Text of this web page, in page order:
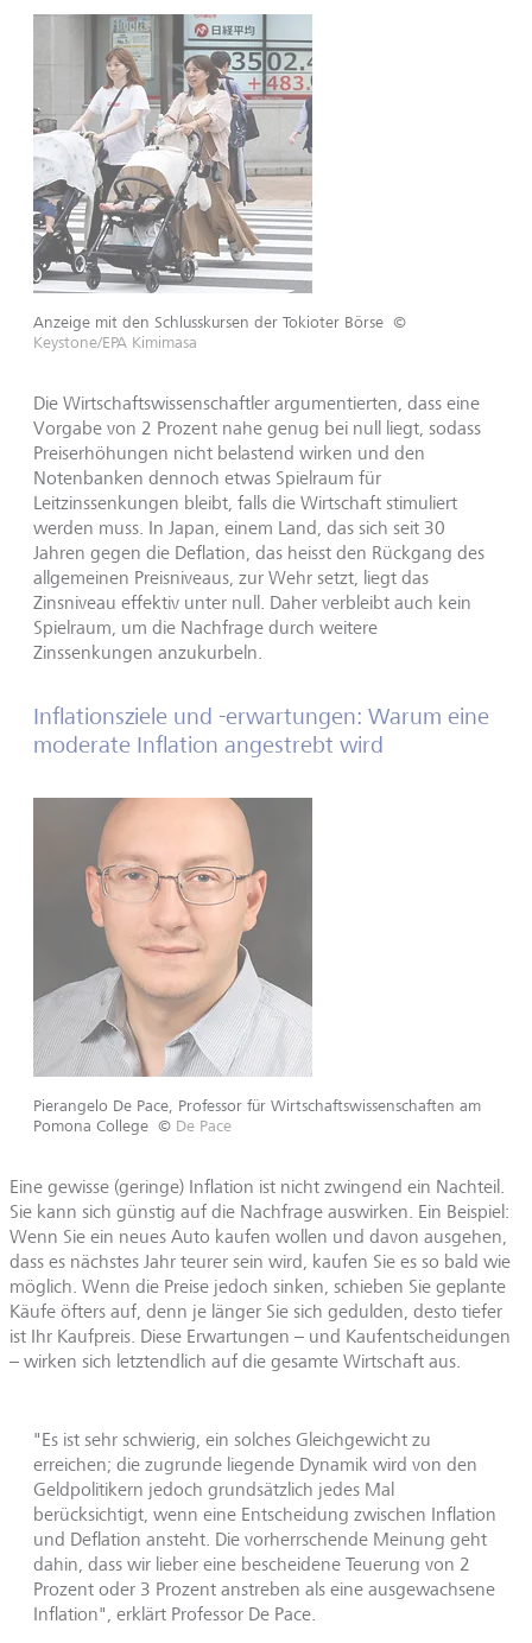
Anzeige mit den Schlusskursen der Tokioter Börse ©
Keystone/EPA Kimimasa
Die Wirtschaftswissenschaftler argumentierten, dass eine
Vorgabe von 2 Prozent nahe genug bei null liegt, sodass
Preiserhöhungen nicht belastend wirken und den
Notenbanken dennoch etwas Spielraum für
Leitzinssenkungen bleibt, falls die Wirtschaft stimuliert
werden muss. In Japan, einem Land, das sich seit 30
Jahren gegen die Deflation, das heisst den Rückgang des
allgemeinen Preisniveaus, zur Wehr setzt, liegt das
Zinsniveau effektiv unter null. Daher verbleibt auch kein
Spielraum, um die Nachfrage durch weitere
Zinssenkungen anzukurbeln.
Inflationsziele und -erwartungen: Warum eine
moderate Inflation angestrebt wird
Pierangelo De Pace, Professor für Wirtschaftswissenschaften am
Pomona College © De Pace
Eine gewisse (geringe) Inflation ist nicht zwingend ein Nachteil.
Sie kann sich günstig auf die Nachfrage auswirken. Ein Beispiel:
Wenn Sie ein neues Auto kaufen wollen und davon ausgehen,
dass es nächstes Jahr teurer sein wird, kaufen Sie es so bald wie
möglich. Wenn die Preise jedoch sinken, schieben Sie geplante
Käufe öfters auf, denn je länger Sie sich gedulden, desto tiefer
ist Ihr Kaufpreis. Diese Erwartungen – und Kaufentscheidungen
– wirken sich letztendlich auf die gesamte Wirtschaft aus.
"Es ist sehr schwierig, ein solches Gleichgewicht zu
erreichen; die zugrunde liegende Dynamik wird von den
Geldpolitikern jedoch grundsätzlich jedes Mal
berücksichtigt, wenn eine Entscheidung zwischen Inflation
und Deflation ansteht. Die vorherrschende Meinung geht
dahin, dass wir lieber eine bescheidene Teuerung von 2
Prozent oder 3 Prozent anstreben als eine ausgewachsene
Inflation", erklärt Professor De Pace.